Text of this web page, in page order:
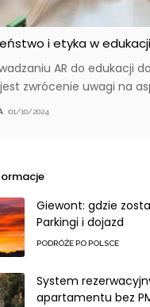
i etyka w edukacji
AR do edukacji
zwrócenie uwagi na
01/10/2024
Giewont: gdzie
Parkingi i dojazd
PODRÓŻE PO POLSCE
System
apartamentu bez